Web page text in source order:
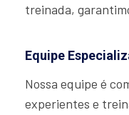
treinada,
Equipe
Nossa equipe é
experientes e